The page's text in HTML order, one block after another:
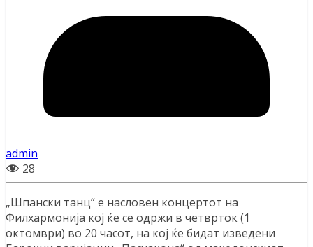
admin
28
„Шпански танц“ е насловен концертот на
Филхармонија кој ќе се одржи в четврток (1
октомври) во 20 часот, на кој ќе бидат изведени